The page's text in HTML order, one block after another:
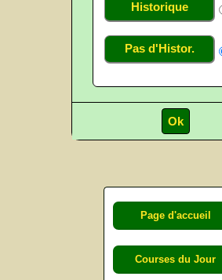
Historique
Pas d'Histor.
Page d'accueil
Courses du Jour